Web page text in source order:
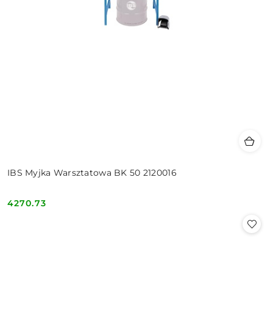
IBS Myjka Warsztatowa BK 50 2120016
Cena:
4270.73